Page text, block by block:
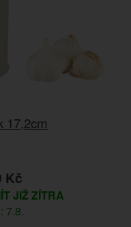
17,2cm
Kč
JIŽ ZÍTRA
7.8.